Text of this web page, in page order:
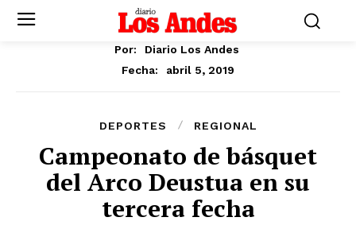
Por:
Diario Los Andes
Fecha:
abril 5, 2019
DEPORTES REGIONAL
Campeonato de básquet
del Arco Deustua en su
tercera fecha